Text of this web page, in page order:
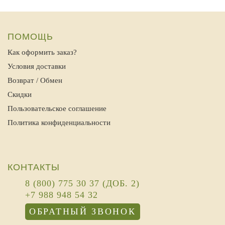
ПОМОЩЬ
Как оформить заказ?
Условия доставки
Возврат / Обмен
Скидки
Пользовательское соглашение
Политика конфиденциальности
КОНТАКТЫ
8 (800) 775 30 37 (ДОБ. 2)
+7 988 948 54 32
ОБРАТНЫЙ ЗВОНОК